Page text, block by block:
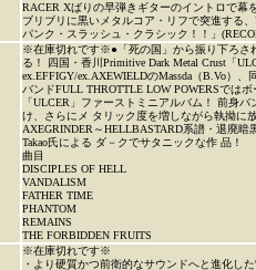
RACER Xばりの早弾きギターのイントロで幕
ブリブリに黒いメタルコア・リフで突進する
パンク・スラッシュ・クラシック！！」
※在庫切れです※●「死の国」から振り下ろさ
る！ 四国・香川Primitive Dark Metal Crust「
ex.EFFIGY/ex.AXEWIELDのMassda（B.Vo）
バンドFULL THROTTLE LOW POWERSでは
「ULCER」ファーストミニアルバム！ 前身
け、さらにメ タリック度を増しながら執拗に
AXEGRINDER～HELLBASTARD系譜・退廃暗
Takao氏による ダ－クでサタニックな作 品！
曲目
DISCIPLES OF HELL
VANDALISM
FATHER TIME
PHANTOM
REMAINS
THE FORBIDDEN FRUITS
※在庫切れです※
・より硬質かつ前衛的なサウンドへと進化し